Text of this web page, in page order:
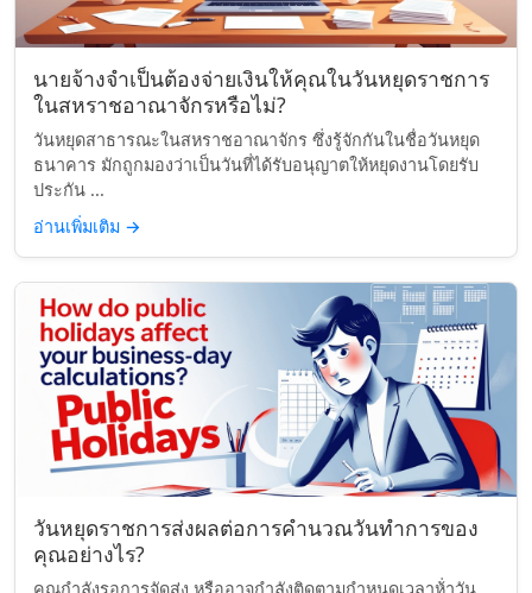
นายจ้างจำเป็นต้องจ่ายเงินให้คุณในวันหยุดราชการ
ในสหราชอาณาจักรหรือไม่?
วันหยุดสาธารณะในสหราชอาณาจักร ซึ่งรู้จักกันในชื่อวันหยุด
ธนาคาร มักถูกมองว่าเป็นวันที่ได้รับอนุญาตให้หยุดงานโดยรับ
ประกัน ...
อ่านเพิ่มเติม →
วันหยุดราชการส่งผลต่อการคำนวณวันทำการของ
คุณอย่างไร?